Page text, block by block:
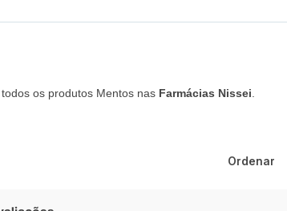
os produtos Mentos nas Farmácias Nissei
Ordenar